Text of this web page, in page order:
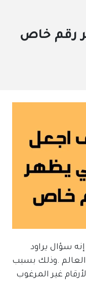
رقم خاص
سؤال يراود
.وذلك بسبب
غير المرغوب